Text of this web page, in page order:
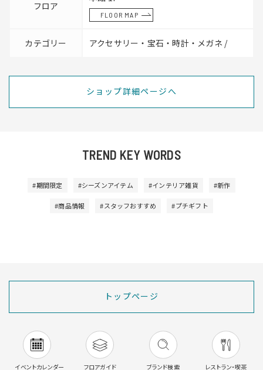
フロア
FLOOR MAP
カテゴリー アクセサリー・宝石・時計・メガネ /
ショップ詳細ページへ
TREND KEY WORDS
#期間限定 #シーズンアイテム #インテリア雑貨 #新作
#商品情報 #スタッフおすすめ #プチギフト
トップページ
イベントカレンダー フロアガイド ブランド検索 レストラン・喫茶